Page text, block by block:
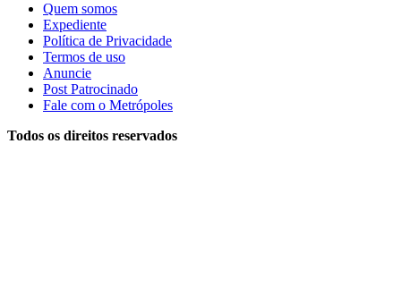
Quem somos
Expediente
Política de Privacidade
Termos de uso
Anuncie
Post Patrocinado
Fale com o Metrópoles
Todos os direitos reservados